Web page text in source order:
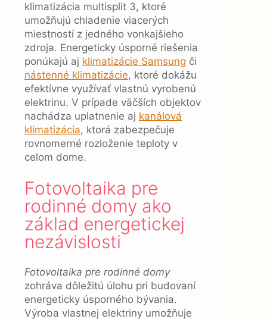
klimatizácia multisplit 3, ktoré
umožňujú chladenie viacerých
miestností z jedného vonkajšieho
zdroja. Energeticky úsporné riešenia
ponúkajú aj klimatizácie Samsung či
nástenné klimatizácie, ktoré dokážu
efektívne využívať vlastnú vyrobenú
elektrinu. V prípade väčších objektov
nachádza uplatnenie aj kanálová
klimatizácia, ktorá zabezpečuje
rovnomerné rozloženie teploty v
celom dome.
Fotovoltaika pre
rodinné domy ako
základ energetickej
nezávislosti
Fotovoltaika pre rodinné domy
zohráva dôležitú úlohu pri budovaní
energeticky úsporného bývania.
Výroba vlastnej elektriny umožňuje